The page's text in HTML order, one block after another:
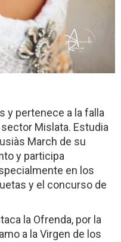
y pertenece a la falla
Mislata. Estudia
March de su
y participa
en los
y el concurso de
la Ofrenda, por la
a la Virgen de los